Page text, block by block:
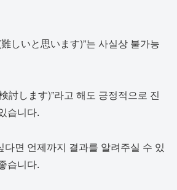
しいと思います)”는 사실상 불가능
討します)”라고 해도 긍정적으로 진
습니다.
다면 언제까지 결과를 알려주실 수 있
습니다.